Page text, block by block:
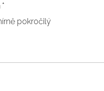
*
pokročilý